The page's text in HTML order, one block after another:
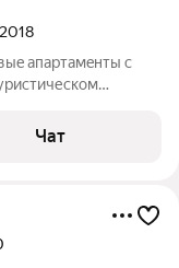
апaртaмeнты c
для
Чат